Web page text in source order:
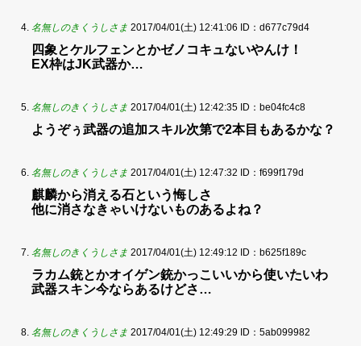
名無しのきくうしさま 2017/04/01(土) 12:41:06 ID：d677c79d4
四象とケルフェンとかゼノコキュないやんけ！
EX枠はJK武器か…
名無しのきくうしさま 2017/04/01(土) 12:42:35 ID：be04fc4c8
ようぞぅ武器の追加スキル次第で2本目もあるかな？
名無しのきくうしさま 2017/04/01(土) 12:47:32 ID：f699f179d
麒麟から消える石という悔しさ
他に消さなきゃいけないものあるよね？
名無しのきくうしさま 2017/04/01(土) 12:49:12 ID：b625f189c
ラカム銃とかオイゲン銃かっこいいから使いたいわ
武器スキン今ならあるけどさ…
名無しのきくうしさま 2017/04/01(土) 12:49:29 ID：5ab099982